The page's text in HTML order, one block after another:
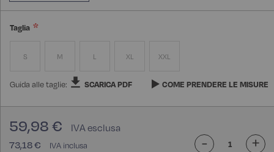
Taglia
S M L XL XXL
Guida alle taglie: SCARICA PDF COME PRENDERE LE MISURE
73,18 €
59,98 €
- +